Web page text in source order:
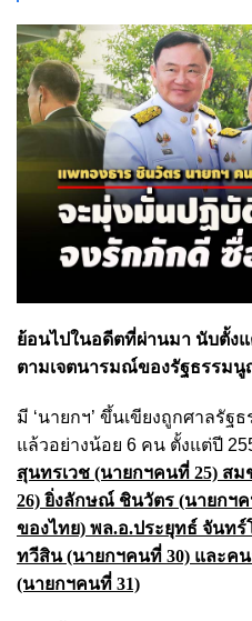
ย้อนไปในอดีตที่ผ่านมา นับตั้ง
ตามเจตนารมณ์ของรัฐธรรมนู
มี ‘นายกฯ’ ขึ้นเขียงถูกศาลรั
แล้วอย่างน้อย 6 คน ตั้งแต่ปี
สุนทรเวช (นายกฯคนที่ 25) ส
26) ยิ่งลักษณ์ ชินวัตร (นายกฯ
ของไทย) พล.อ.ประยุทธ์ จันทร์
ทวีสิน (นายกฯคนที่ 30) และค
(นายกฯคนที่ 31)